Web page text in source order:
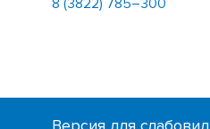
8 (3822) 785–300